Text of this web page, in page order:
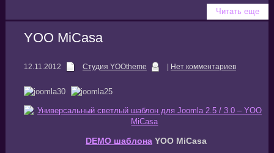
Читать еще
YOO MiCasa
12.11.2012 Студия YOOtheme Нет комментариев
DEMO шаблонаYOO MiCasa